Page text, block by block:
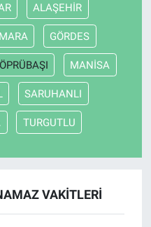
ALAŞEHİR
GÖRDES
MANİSA
SARUHANLI
TURGUTLU
VAKITLERI